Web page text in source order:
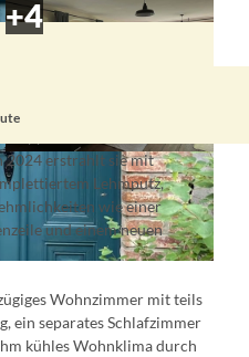
© Jörg Schleinitz
Wölsickendorf
2024 erstrahlt sie mit
Lehmputz,
wie einer
und einem neuen
Wohnzimmer mit teils
ein separates Schlafzimmer
kühles Wohnklima durch